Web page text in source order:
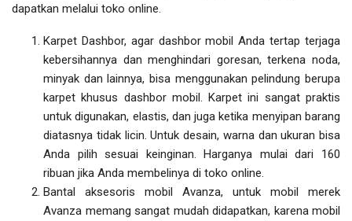
dapatkan melalui toko online.
Karpet Dashbor, agar dashbor mobil Anda tertap terjaga
kebersihannya dan menghindari goresan, terkena noda,
minyak dan lainnya, bisa menggunakan pelindung berupa
karpet khusus dashbor mobil. Karpet ini sangat praktis
untuk digunakan, elastis, dan juga ketika menyipan barang
diatasnya tidak licin. Untuk desain, warna dan ukuran bisa
Anda pilih sesuai keinginan. Harganya mulai dari 160
ribuan jika Anda membelinya di toko online.
Bantal aksesoris mobil Avanza, untuk mobil merek
Avanza memang sangat mudah didapatkan, karena mobil